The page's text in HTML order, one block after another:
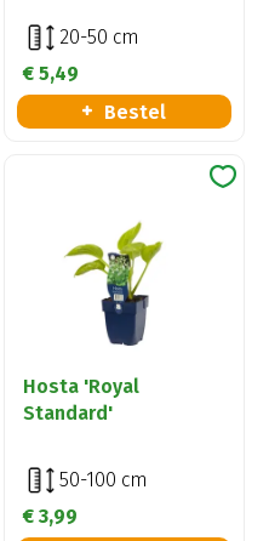
20-50 cm
€ 5,49
Bestel
Hosta 'Royal
Standard'
50-100 cm
€ 3,99